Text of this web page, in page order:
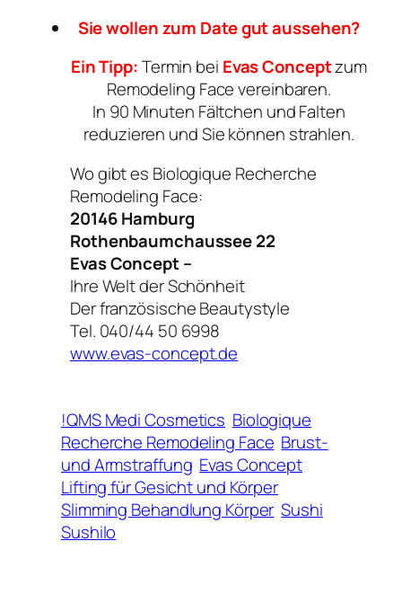
Sie wollen zum Date gut aussehen?
Ein Tipp:Termin bei Evas Conceptzum
Remodeling Face vereinbaren.
In 90 Minuten Fältchen und Falten
reduzieren und Sie können strahlen.
Wo gibt es Biologique Recherche
Remodeling Face:
20146 Hamburg
Rothenbaumchaussee 22
Evas Concept –
Ihre Welt der Schönheit
Der französische Beautystyle
Tel. 040/44 50 6998
www.evas-concept.de
!QMS Medi Cosmetics Biologique
Recherche Remodeling Face Brust-
und Armstraffung Evas Concept
Lifting für Gesicht und Körper
Slimming Behandlung Körper Sushi
Sushilo